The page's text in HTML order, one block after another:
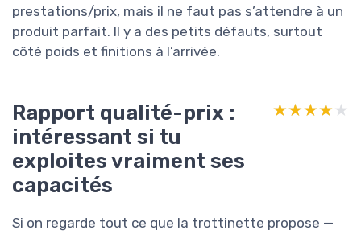
prestations/prix, mais il ne faut pas s’attendre à un
produit parfait. Il y a des petits défauts, surtout
côté poids et finitions à l’arrivée.
Rapport qualité-prix :
intéressant si tu
exploites vraiment ses
capacités
★★★★★
★★★★★
Si on regarde tout ce que la trottinette propose —